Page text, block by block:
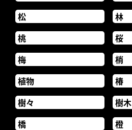
松
林
桃
桜
梅
梢
植物
椿
樹々
樹木
橋
橙